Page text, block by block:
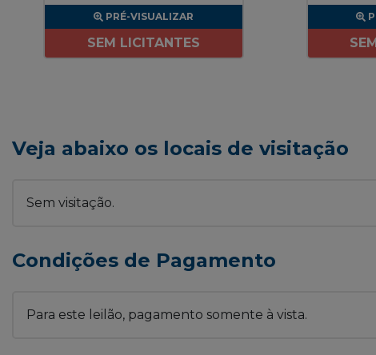
PRÉ-VISUALIZAR
SEM LICITANTES
Veja abaixo os locais de visitação
Sem visitação.
Condições de Pagamento
Para este leilão, pagamento somente à vista.